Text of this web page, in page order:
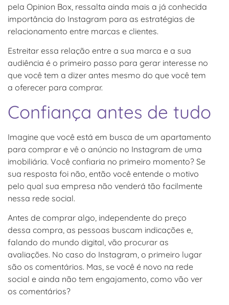
pela Opinion Box, ressalta ainda mais a já conhecida
importância do Instagram para as estratégias de
relacionamento entre marcas e clientes.
Estreitar essa relação entre a sua marca e a sua
audiência é o primeiro passo para gerar interesse no
que você tem a dizer antes mesmo do que você tem
a oferecer para comprar.
Confiança antes de tudo
Imagine que você está em busca de um apartamento
para comprar e vê o anúncio no Instagram de uma
imobiliária. Você confiaria no primeiro momento? Se
sua resposta foi não, então você entende o motivo
pelo qual sua empresa não venderá tão facilmente
nessa rede social.
Antes de comprar algo, independente do preço
dessa compra, as pessoas buscam indicações e,
falando do mundo digital, vão procurar as
avaliações. No caso do Instagram, o primeiro lugar
são os comentários. Mas, se você é novo na rede
social e ainda não tem engajamento, como vão ver
os comentários?